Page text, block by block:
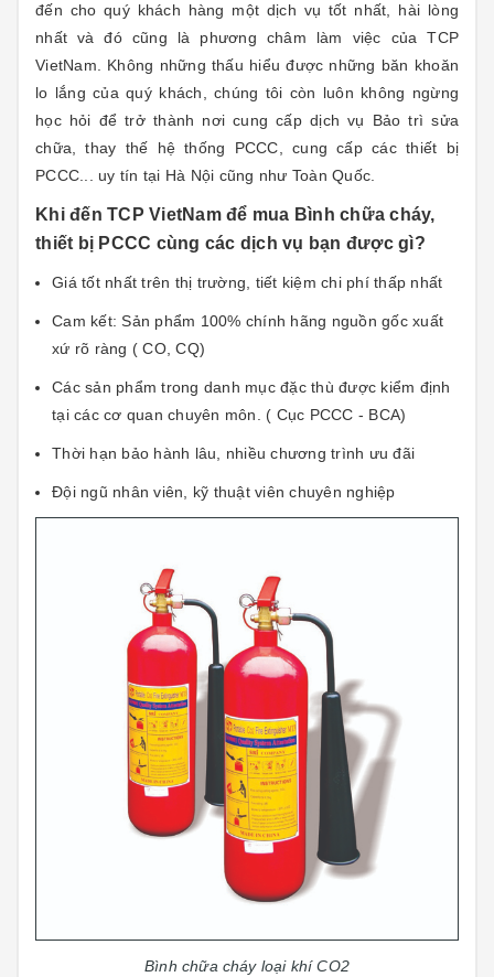
đến cho quý khách hàng một dịch vụ tốt nhất, hài lòng
nhất và đó cũng là phương châm làm việc của TCP
VietNam. Không những thấu hiểu được những băn khoăn
lo lắng của quý khách, chúng tôi còn luôn không ngừng
học hỏi để trở thành nơi cung cấp dịch vụ Bảo trì sửa
chữa, thay thế hệ thống PCCC, cung cấp các thiết bị
PCCC... uy tín tại Hà Nội cũng như Toàn Quốc.
Khi đến TCP VietNam để mua Bình chữa cháy,
thiết bị PCCC cùng các dịch vụ bạn được gì?
Giá tốt nhất trên thị trường, tiết kiệm chi phí thấp nhất
Cam kết: Sản phẩm 100% chính hãng nguồn gốc xuất
xứ rõ ràng ( CO, CQ)
Các sản phẩm trong danh mục đặc thù được kiểm định
tại các cơ quan chuyên môn. ( Cục PCCC - BCA)
Thời hạn bảo hành lâu, nhiều chương trình ưu đãi
Đội ngũ nhân viên, kỹ thuật viên chuyên nghiệp
Bình chữa cháy loại khí CO2